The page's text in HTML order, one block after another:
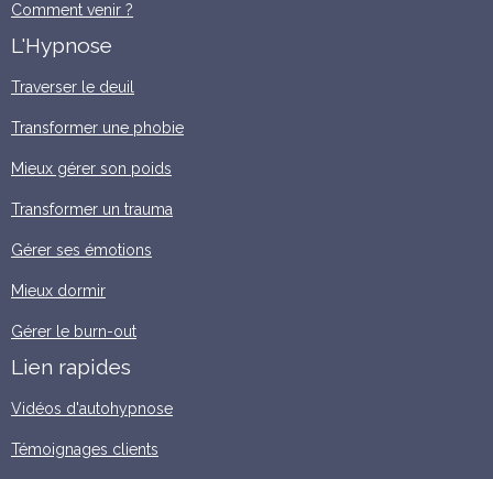
Comment venir ?
L'Hypnose
Traverser le deuil
Transformer une phobie
Mieux gérer son poids
Transformer un trauma
Gérer ses émotions
Mieux dormir
Gérer le burn-out
Lien rapides
Vidéos d'autohypnose
Témoignages clients